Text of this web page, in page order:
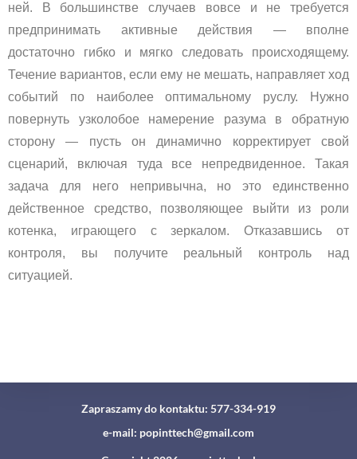
ней. В большинстве случаев вовсе и не требуется
предпринимать активные действия — вполне
достаточно гибко и мягко следовать происходящему.
Течение вариантов, если ему не мешать, направляет ход
событий по наиболее оптимальному руслу. Нужно
повернуть узколобое намерение разума в обратную
сторону — пусть он динамично корректирует свой
сценарий, включая туда все непредвиденное. Такая
задача для него непривычна, но это единственно
действенное средство, позволяющее выйти из роли
котенка, играющего с зеркалом. Отказавшись от
контроля, вы получите реальный контроль над
ситуацией.
Zapraszamy do kontaktu: 577-334-919
e-mail: popinttech@gmail.com